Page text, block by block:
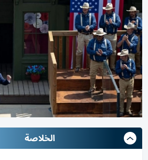
الخلاصة